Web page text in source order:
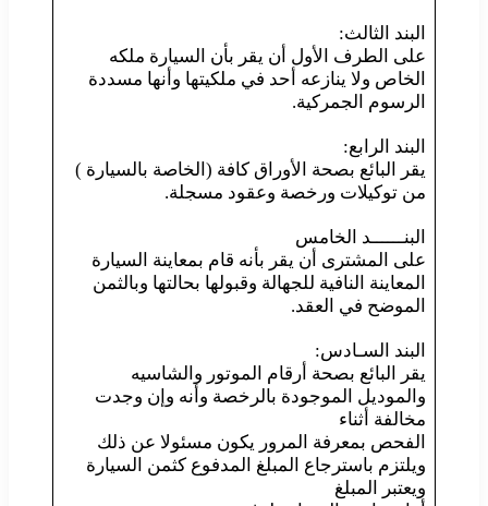
البند الثالث:
على الطرف الأول أن يقر بأن السيارة ملكه
الخاص ولا ينازعه أحد في ملكيتها وأنها مسددة
الرسوم الجمركية.
البند الرابع:
يقر البائع بصحة الأوراق كافة (الخاصة بالسيارة )
من توكيلات ورخصة وعقود مسجلة.
البنــــــد الخامس
على المشترى أن يقر بأنه قام بمعاينة السيارة
المعاينة النافية للجهالة وقبولها بحالتها وبالثمن
الموضح في العقد.
البند السـادس:
يقر البائع بصحة أرقام الموتور والشاسيه
والموديل الموجودة بالرخصة وأنه وإن وجدت
مخالفة أثناء
الفحص بمعرفة المرور يكون مسئولا عن ذلك
ويلتزم باسترجاع المبلغ المدفوع كثمن السيارة
ويعتبر المبلغ